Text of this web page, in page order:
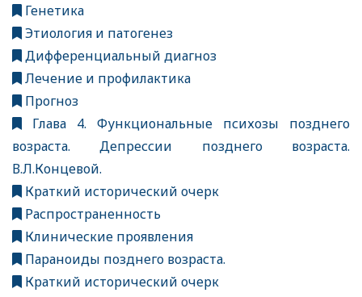
Генетика
Этиология и патогенез
Дифференциальный диагноз
Лечение и профилактика
Прогноз
Глава 4. Функциональные психозы позднего
возраста. Депрессии позднего возраста.
В.Л.Концевой.
Краткий исторический очерк
Распространенность
Клинические проявления
Параноиды позднего возраста.
Краткий исторический очерк